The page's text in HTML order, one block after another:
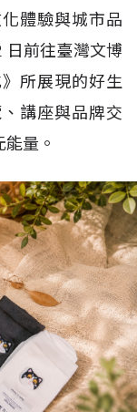
體驗與城市品
日前往臺灣文博
所展現的好生
講座與品牌交
量。